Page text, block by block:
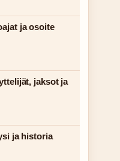
ja osoite
jaksot ja
ja historia